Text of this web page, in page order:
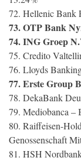
72. Hellenic Bank
73. OTP Bank
74. ING Groep
75. Credito
76. Lloyds
77. Erste Group
78. DekaBank
79. Mediobanca –
80. Raiffeisen-
Genossenschaft
81. HSH